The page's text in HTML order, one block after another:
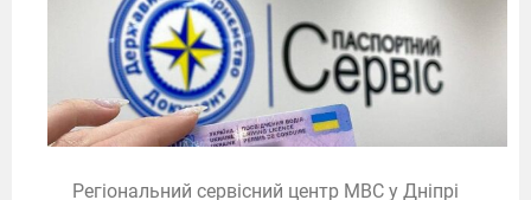
Регіональний сервісний центр МВС у Дніпрі